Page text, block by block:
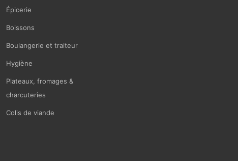
Épicerie
Boissons
Boulangerie et traiteur
Hygiène
Plateaux, fromages &
charcuteries
Colis de viande